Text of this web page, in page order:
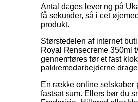
Antal dages levering på
få sekunder, så i det
produkt.
Størstedelen af internet
Royal Rensecreme 350ml
gennemføres før et fast
pakkemedarbejderne
En række online selskaber
fastsat sum. Ellers bør du